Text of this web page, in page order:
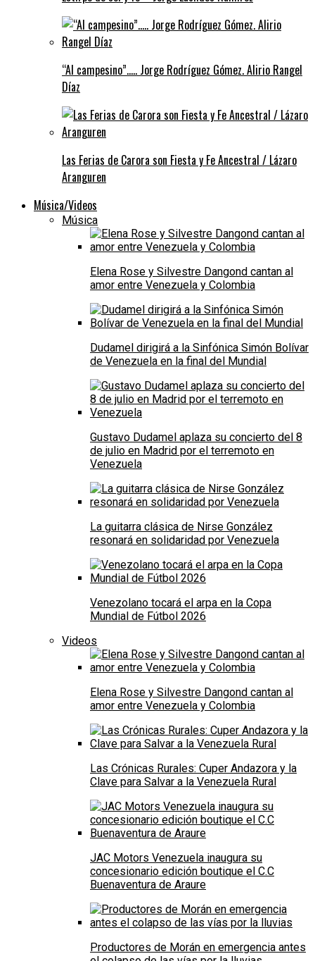
“Al campesino”….. Jorge Rodríguez Gómez. Alirio Rangel
Díaz
Las Ferias de Carora son Fiesta y Fe Ancestral / Lázaro
Aranguren
Música/Videos
Música
Elena Rose y Silvestre Dangond cantan al
amor entre Venezuela y Colombia
Dudamel dirigirá a la Sinfónica Simón Bolívar
de Venezuela en la final del Mundial
Gustavo Dudamel aplaza su concierto del 8
de julio en Madrid por el terremoto en
Venezuela
La guitarra clásica de Nirse González
resonará en solidaridad por Venezuela
Venezolano tocará el arpa en la Copa
Mundial de Fútbol 2026
Videos
Elena Rose y Silvestre Dangond cantan al
amor entre Venezuela y Colombia
Las Crónicas Rurales: Cuper Andazora y la
Clave para Salvar a la Venezuela Rural
JAC Motors Venezuela inaugura su
concesionario edición boutique el C.C
Buenaventura de Araure
Productores de Morán en emergencia antes